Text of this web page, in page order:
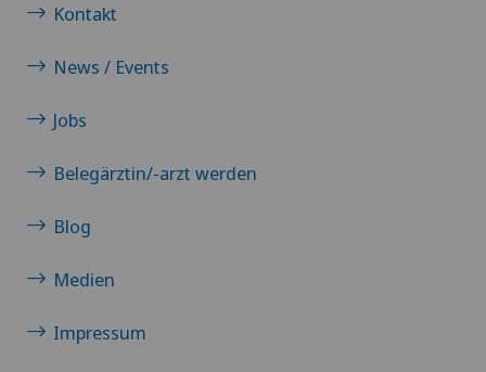
Kontakt
News / Events
Jobs
Belegärztin/-arzt werden
Blog
Medien
Impressum